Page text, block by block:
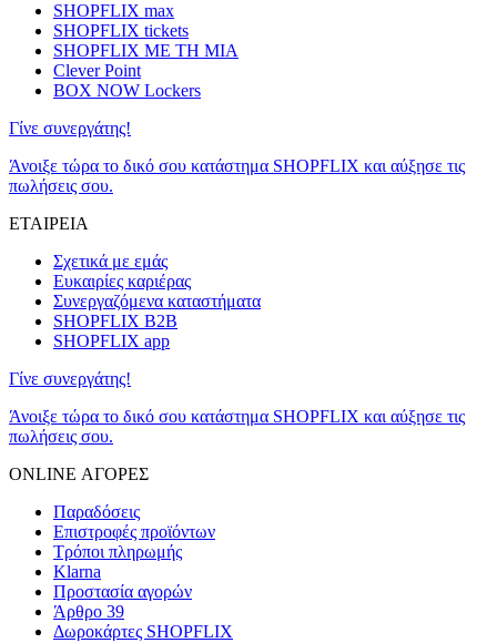
SHOPFLIX max
SHOPFLIX tickets
SHOPFLIX ΜΕ ΤΗ ΜΙΑ
Clever Point
BOX NOW Lockers
Γίνε συνεργάτης!
Άνοιξε τώρα το δικό σου κατάστημα SHOPFLIX και αύξησε τις
πωλήσεις σου.
ΕΤΑΙΡΕΙΑ
Σχετικά με εμάς
Ευκαιρίες καριέρας
Συνεργαζόμενα καταστήματα
SHOPFLIX B2B
SHOPFLIX app
Γίνε συνεργάτης!
Άνοιξε τώρα το δικό σου κατάστημα SHOPFLIX και αύξησε τις
πωλήσεις σου.
ONLINE ΑΓΟΡΕΣ
Παραδόσεις
Επιστροφές προϊόντων
Τρόποι πληρωμής
Klarna
Προστασία αγορών
Άρθρο 39
Δωροκάρτες SHOPFLIX